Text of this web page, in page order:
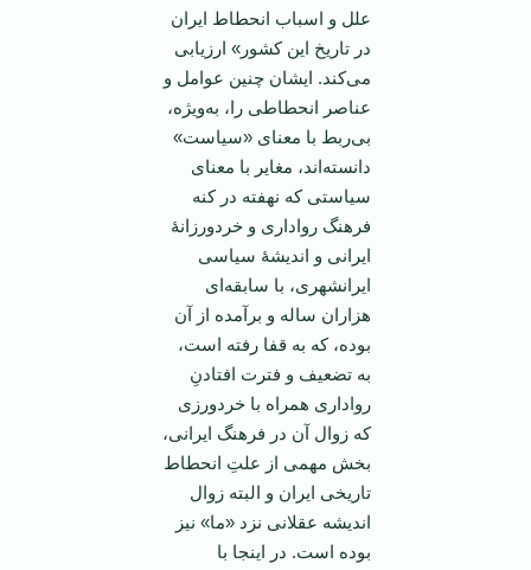
علل و اسباب انحطاط ایران
در تاریخ این کشور» ارزیابی
می‌کند. ایشان چنین عوامل و
عناصر انحطاطی را، به‌ویژه،
بی‌ربط با معنای «سیاست»
دانسته‌اند، مغایر با معنای
سیاستی که نهفته در کنه
فرهنگ رواداری و خردورزانۀ
ایرانی و اندیشۀ سیاسی
ایرانشهری، با سابقه‌ای
هزاران ساله و برآمده از آن
بوده، که به قفا رفته است،
به تضعیف و فترت افتادنِ
رواداری همراه با خردورزی
که زوال آن در فرهنگ ایرانی،
بخش مهمی از علتِ انحطاط
تاریخی ایران و البته زوال
اندیشه عقلانی نزد «ما» نیز
بوده است. در اینجا با